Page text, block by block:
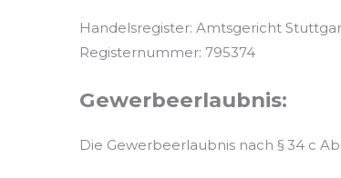
Handelsregister: Amtsgericht
Registernummer: 795374
Gewerbeerlaubnis:
Die Gewerbeerlaubnis nach § 34 c